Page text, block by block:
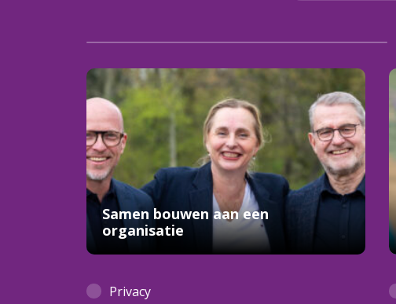
Samen bouwen aan een
organisatie
Privacy